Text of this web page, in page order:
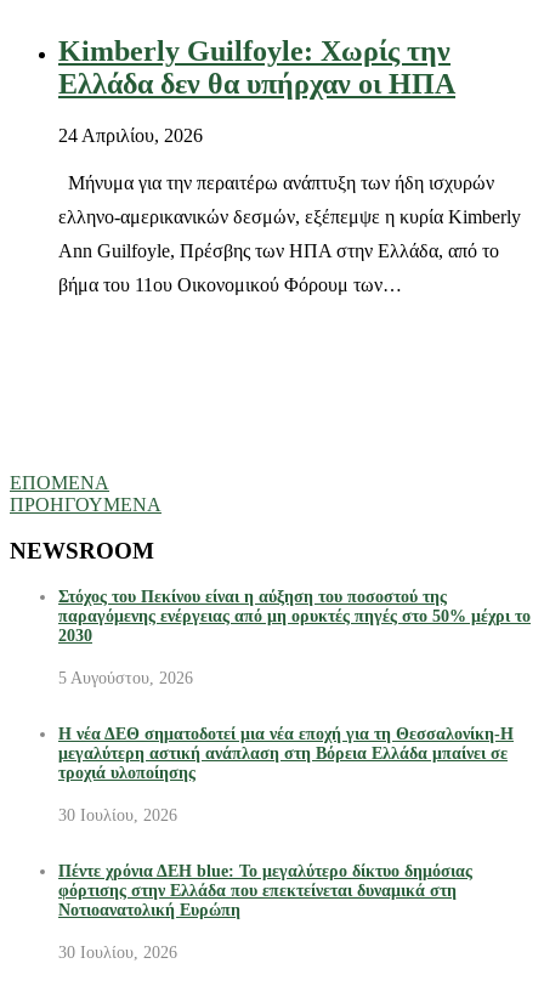
Kimberly Guilfoyle: Χωρίς την
Ελλάδα δεν θα υπήρχαν οι ΗΠΑ
24 Απριλίου, 2026
Μήνυμα για την περαιτέρω ανάπτυξη των ήδη ισχυρών
ελληνο-αμερικανικών δεσμών, εξέπεμψε η κυρία Kimberly
Ann Guilfoyle, Πρέσβης των ΗΠΑ στην Ελλάδα, από το
βήμα του 11oυ Οικονομικού Φόρουμ των…
ΕΠΟΜΕΝΑ
ΠΡΟΗΓΟΥΜΕΝΑ
NEWSROOM
Στόχος του Πεκίνου είναι η αύξηση του ποσοστού της
παραγόμενης ενέργειας από μη ορυκτές πηγές στο 50% μέχρι το
2030
5 Αυγούστου, 2026
Η νέα ΔΕΘ σηματοδοτεί μια νέα εποχή για τη Θεσσαλονίκη-Η
μεγαλύτερη αστική ανάπλαση στη Βόρεια Ελλάδα μπαίνει σε
τροχιά υλοποίησης
30 Ιουλίου, 2026
Πέντε χρόνια ΔΕΗ blue: Το μεγαλύτερο δίκτυο δημόσιας
φόρτισης στην Ελλάδα που επεκτείνεται δυναμικά στη
Νοτιοανατολική Ευρώπη
30 Ιουλίου, 2026